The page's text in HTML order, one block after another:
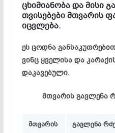
ცხიმიანობა და მისი
თვისებები მთვარის
იცვლება.
ეს ცოდნა
ვინც ყველისა და
დაკავებული.
მთვარის გავლენა
მთვარის
გავლენა